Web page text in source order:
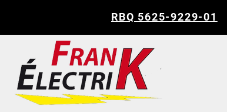
RBQ 5625-9229-01